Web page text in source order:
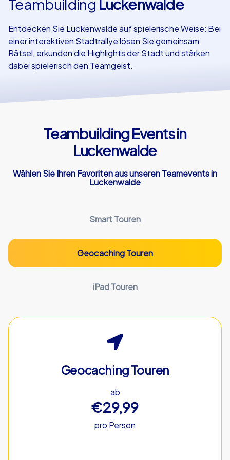
Teambuilding Luckenwalde
Entdecken Sie Luckenwalde auf spielerische Weise: Bei
einer interaktiven Stadtrallye lösen Sie gemeinsam
Rätsel, erkunden die Highlights der Stadt und stärken
dabei spielerisch den Teamgeist.
Teambuilding Events in
Luckenwalde
Wählen Sie Ihren Favoriten aus unseren Teamevents in
Luckenwalde
Smart Touren
Geocaching Touren
iPad Touren
Geocaching Touren
ab
€29,99
pro Person